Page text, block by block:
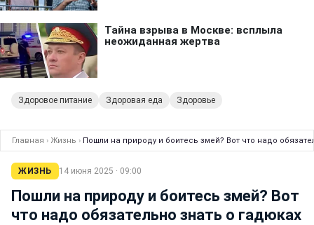
Здоровое питание Здоровая еда Здоровье
Главная › Жизнь › Пошли на природу и боитесь змей? Вот что надо
ЖИЗНЬ 14 июня 2025 · 09:00
Пошли на природу и боитесь змей? Вот
что надо обязательно знать о гадюках